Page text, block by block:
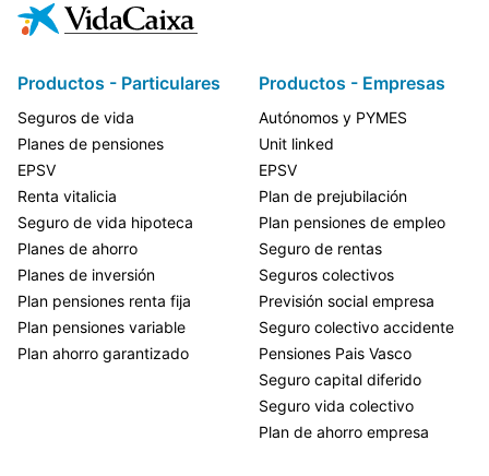
Productos - Particulares
Seguros de vida
Planes de pensiones
EPSV
Renta vitalicia
Seguro de vida hipoteca
Planes de ahorro
Planes de inversión
Plan pensiones renta fija
Plan pensiones variable
Plan ahorro garantizado
Productos - Empresas
Autónomos y PYMES
Unit linked
EPSV
Plan de prejubilación
Plan pensiones de empleo
Seguro de rentas
Seguros colectivos
Previsión social empresa
Seguro colectivo accidente
Pensiones Pais Vasco
Seguro capital diferido
Seguro vida colectivo
Plan de ahorro empresa